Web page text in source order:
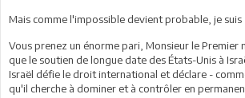
Mais comme l'impossible devient probable, je suis
Vous prenez un énorme pari, Monsieur le Premier
que le soutien de longue date des États-Unis à
Israël défie le droit international et déclare -
qu'il cherche à dominer et à contrôler en